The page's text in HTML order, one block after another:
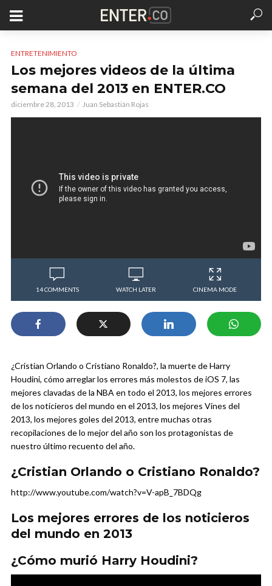
ENTRETENIMIENTO
Los mejores videos de la última
semana del 2013 en ENTER.CO
diciembre 28, 2013 Juan Sebastián Rojas
14 COMMENTS WATCH LATER CINEMA MODE
¿Cristian Orlando o Cristiano Ronaldo?, la muerte de Harry
Houdini, cómo arreglar los errores más molestos de iOS 7, las
mejores clavadas de la NBA en todo el 2013, los mejores errores
de los noticieros del mundo en el 2013, los mejores Vines del
2013, los mejores goles del 2013, entre muchas otras
recopilaciones de lo mejor del año son los protagonistas de
nuestro último recuento del año.
¿Cristian Orlando o Cristiano Ronaldo?
http://www.youtube.com/watch?v=V-apB_7BDQg
Los mejores errores de los noticieros
del mundo en 2013
¿Cómo murió Harry Houdini?